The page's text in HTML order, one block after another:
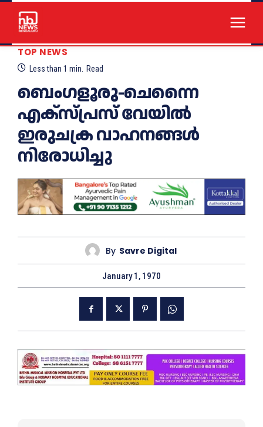
TOP NEWS
Less than 1 min. Read
ബെംഗളൂരു-ചെന്നൈ
എക്സ്പ്രസ് വേയില്‍
ഇരുചക്ര വാഹനങ്ങൾ
നിരോധിച്ചു
By Savre Digital
January 1, 1970